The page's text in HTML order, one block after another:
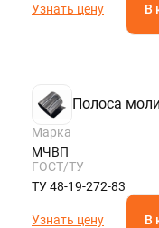
Узнать цену В
Полоса
Марка
МЧВП
ГОСТ/ТУ
ТУ 48-19-272-83
Узнать цену В